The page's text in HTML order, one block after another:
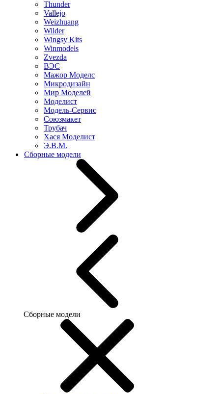
Thunder
Vallejo
Weizhuang
Wilder
Wingsy Kits
Winmodels
Zvezda
ВЭС
Мажор Моделс
Микродизайн
Мир Моделей
Моделист
Модель-Сервис
Союзмакет
Трубач
Хася Моделист
Э.В.М.
Сборные модели
Сборные модели